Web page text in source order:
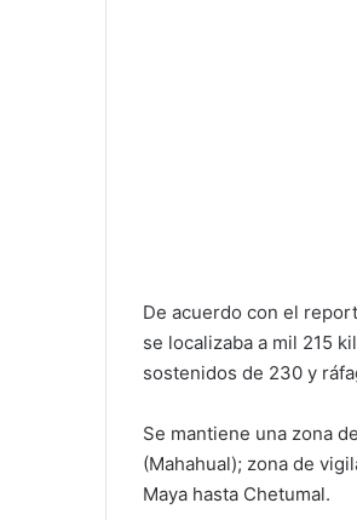
De acuerdo con el
se localizaba a mil 215
sostenidos de 230 y
Se mantiene una zona
(Mahahual); zona de
Maya hasta Chetumal.